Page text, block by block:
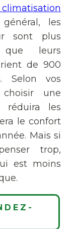
les
sont plus
que leurs
de 900
Selon vos
choisir une
réduira les
le confort
Mais si
trop,
est moins